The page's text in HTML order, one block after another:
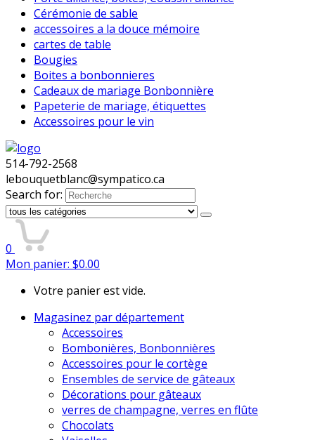
Cérémonie de sable
accessoires a la douce mémoire
cartes de table
Bougies
Boites a bonbonnieres
Cadeaux de mariage Bonbonnière
Papeterie de mariage, étiquettes
Accessoires pour le vin
514-792-2568
lebouquetblanc@sympatico.ca
Search for:
0
Mon panier: $0.00
Votre panier est vide.
Magasinez par département
Accessoires
Bombonières, Bonbonnières
Accessoires pour le cortège
Ensembles de service de gâteaux
Décorations pour gâteaux
verres de champagne, verres en flûte
Chocolats